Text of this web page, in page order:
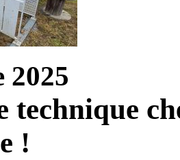
2025
technique
!